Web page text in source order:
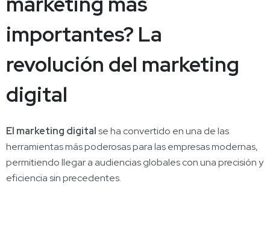
importantes? La
revolución del marketing
digital
El marketing digitalse ha convertido en una de las
herramientas más poderosas para las empresas modernas,
permitiendo llegar a audiencias globales con una precisión y
eficiencia sin precedentes.